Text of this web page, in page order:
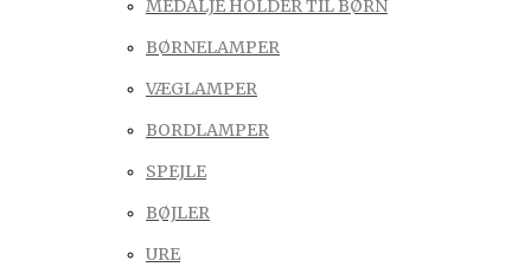
MEDALJE HOLDER TIL BØRN
BØRNELAMPER
VÆGLAMPER
BORDLAMPER
SPEJLE
BØJLER
URE